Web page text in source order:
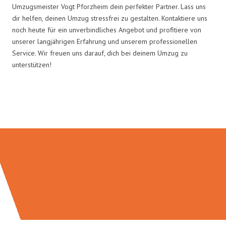
Umzugsmeister Vogt Pforzheim dein perfekter Partner. Lass uns
dir helfen, deinen Umzug stressfrei zu gestalten. Kontaktiere uns
noch heute für ein unverbindliches Angebot und profitiere von
unserer langjährigen Erfahrung und unserem professionellen
Service. Wir freuen uns darauf, dich bei deinem Umzug zu
unterstützen!